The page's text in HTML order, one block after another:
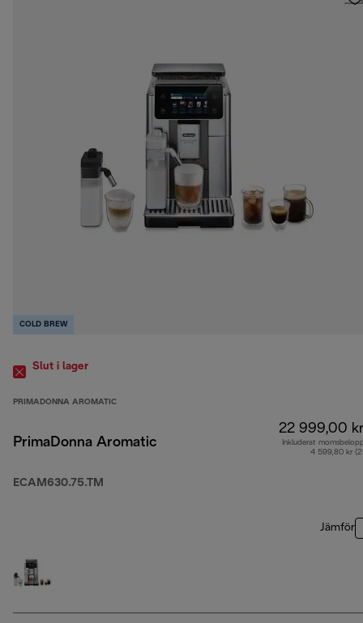
COLD BREW
Slut i lager
PRIMADONNA AROMATIC
PrimaDonna Aromatic
ECAM630.75.TM
22 999,00 kr
Inkluderat
4 599,80 kr
Jämför